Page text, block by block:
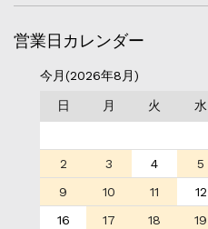
営業日カレンダー
今月(2026年8月)
日 月 火 水
2
3 4 5
9
10 11 12
16
17 18 19